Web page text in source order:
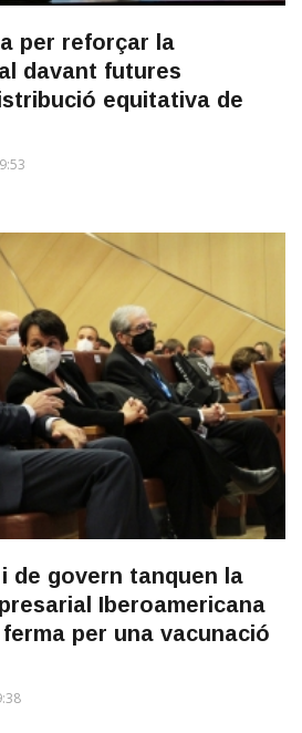
per reforçar la
davant futures
equitativa de
de govern tanquen la
Iberoamericana
per una vacunació